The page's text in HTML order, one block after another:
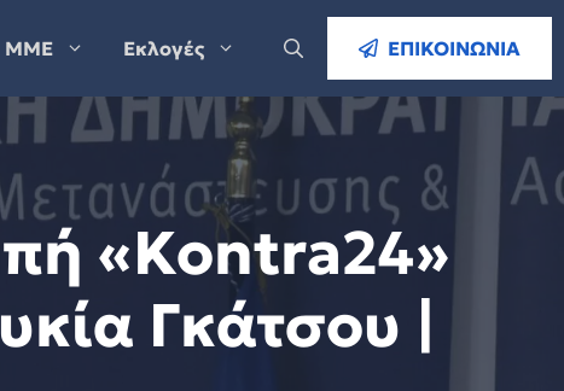
ΜΜΕ Εκλογές ΕΠΙΚΟΙΝΩΝΙΑ
«Kontra24»
Γκάτσου |